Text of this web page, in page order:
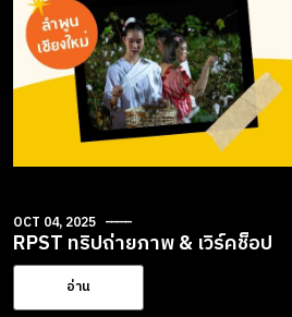
OCT 04, 2025
RPST ทริปถ่ายภาพ & เวิร์คช็อป
อ่าน